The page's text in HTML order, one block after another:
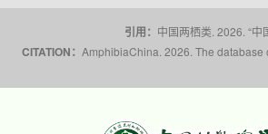
引用： 中国两栖类. 2026. “
CITATION： AmphibiaChina. 2026. The